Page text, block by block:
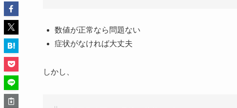
数値が正常なら問題ない
症状がなければ大丈夫
しかし、